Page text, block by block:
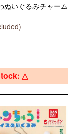
ぬいぐるみチャーム
△